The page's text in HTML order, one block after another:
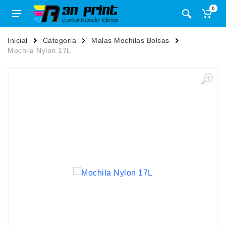
0
Inicial Categoria
Malas Mochilas Bolsas
Mochila Nylon 17L